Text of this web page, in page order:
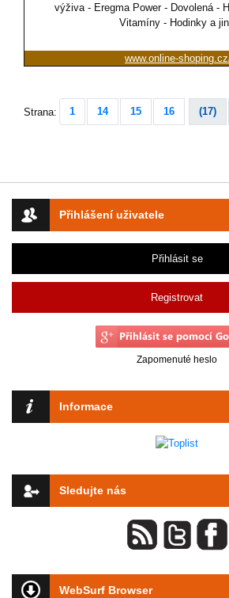
Přihlášení uživatele
Přihlásit se
Registrovat
Zapomenuté heslo
Informace
Sledujte nás
WebSurf Browser
výživa - Eregma Power - Dovolená -
Vitamíny - Hodinky a
www.online-
Strana: 1 14 15 16 (17)